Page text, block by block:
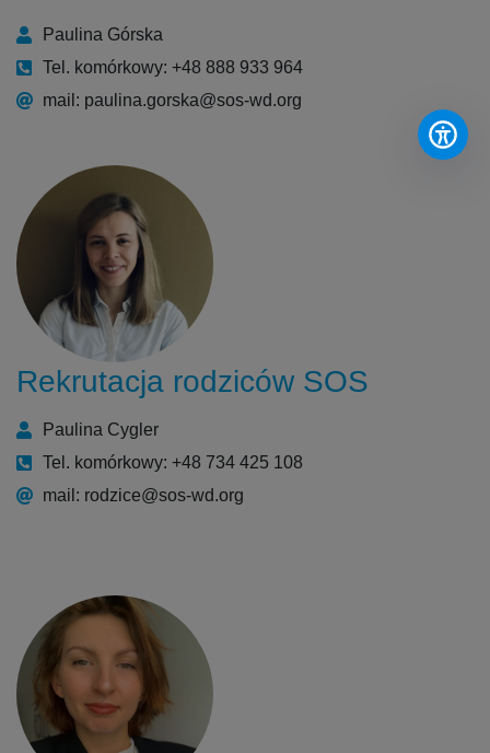
Paulina Górska
Tel. komórkowy: +48 888 933 964
mail: paulina.gorska@sos-wd.org
Rekrutacja rodziców SOS
Paulina Cygler
Tel. komórkowy: +48 734 425 108
mail: rodzice@sos-wd.org